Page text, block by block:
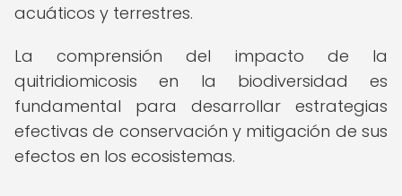
acuáticos y terrestres.
La comprensión del impacto de la
quitridiomicosis en la biodiversidad es
fundamental para desarrollar estrategias
efectivas de conservación y mitigación de sus
efectos en los ecosistemas.